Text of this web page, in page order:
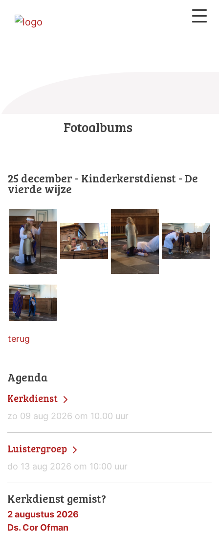
Fotoalbums
25 december - Kinderkerstdienst - De
vierde wijze
terug
Agenda
Kerkdienst
zo 09 aug 2026 om 10.00 uur
Luistergroep
do 13 aug 2026 om 10:00 uur
Kerkdienst gemist?
2 augustus 2026
Ds. Cor Ofman